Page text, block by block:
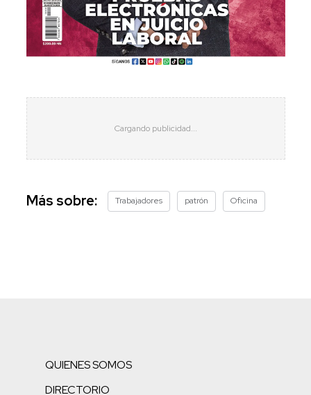
Más sobre: Trabajadores patrón Oficina
QUIENES SOMOS
DIRECTORIO